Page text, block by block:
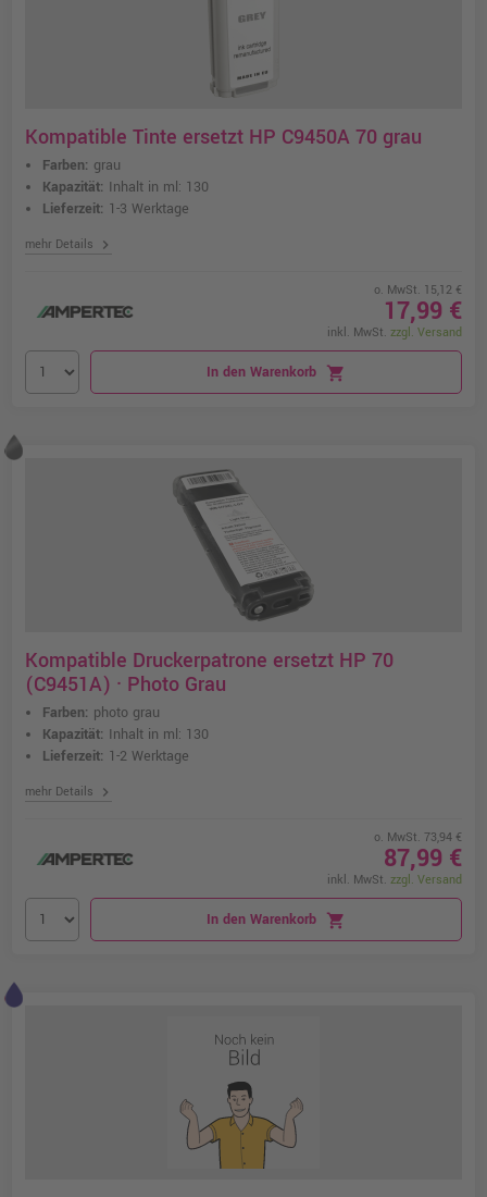
Kompatible Tinte ersetzt HP C9450A 70 grau
Farben: grau
Kapazität: Inhalt in ml: 130
Lieferzeit: 1-3 Werktage
mehr Details chevron_right
o. MwSt. 15,12 €
17,99 €
inkl. MwSt. zzgl. Versand
In den Warenkorb shopping_cart
Kompatible Druckerpatrone ersetzt HP 70
(C9451A) · Photo Grau
Farben: photo grau
Kapazität: Inhalt in ml: 130
Lieferzeit: 1-2 Werktage
mehr Details chevron_right
o. MwSt. 73,94 €
87,99 €
inkl. MwSt. zzgl. Versand
In den Warenkorb shopping_cart